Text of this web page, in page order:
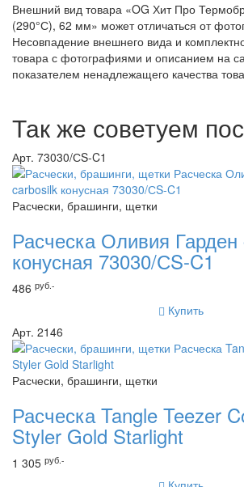
Внешний вид товара «OG Хит Про
(290°С), 62 мм» может отличаться от
Несовпадение внешнего вида и
товара с фотографиями и описанием на
показателем ненадлежащего качества
Так же советуем
Арт. 73030/СS-C1
Расчески, брашинги, щетки
Расческа Оливия
конусная 73030/СS-C1
486 руб.-
Купить
Арт. 2146
Расчески, брашинги, щетки
Расческа Tangle Teezer
Styler Gold Starlight
1 305 руб.-